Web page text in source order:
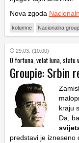
Nova zgoda
kolumne Nacionalna
29.03. (10:00)
O fortuna, velat luna, statu
Groupie: Srbin
kraju
Da,
predstavi je izneseno